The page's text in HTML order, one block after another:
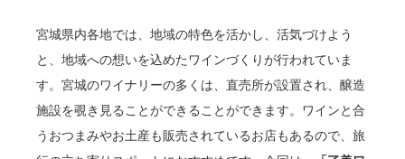
宮城県内各地では、地域の特色を活かし、活気づけよう
と、地域への想いを込めたワインづくりが行われていま
す。宮城のワイナリーの多くは、直売所が設置され、醸造
施設を覗き見ることができることができます。ワインと合
うおつまみやお土産も販売されているお店もあるので、旅